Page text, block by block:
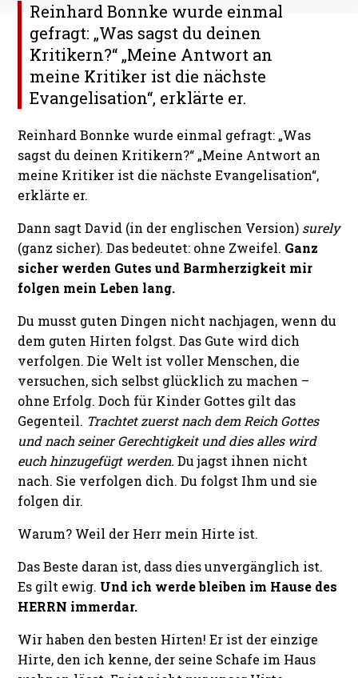
Reinhard Bonnke wurde einmal
gefragt: „Was sagst du deinen
Kritikern?“ „Meine Antwort an
meine Kritiker ist die nächste
Evangelisation“, erklärte er.
Reinhard Bonnke wurde einmal gefragt: „Was
sagst du deinen Kritikern?“ „Meine Antwort an
meine Kritiker ist die nächste Evangelisation“,
erklärte er.
Dann sagt David (in der englischen Version) surely
(ganz sicher). Das bedeutet: ohne Zweifel. Ganz
sicher werden Gutes und Barmherzigkeit mir
folgen mein Leben lang.
Du musst guten Dingen nicht nachjagen, wenn du
dem guten Hirten folgst. Das Gute wird dich
verfolgen. Die Welt ist voller Menschen, die
versuchen, sich selbst glücklich zu machen –
ohne Erfolg. Doch für Kinder Gottes gilt das
Gegenteil. Trachtet zuerst nach dem Reich Gottes
und nach seiner Gerechtigkeit und dies alles wird
euch hinzugefügt werden. Du jagst ihnen nicht
nach. Sie verfolgen dich. Du folgst Ihm und sie
folgen dir.
Warum? Weil der Herr mein Hirte ist.
Das Beste daran ist, dass dies unvergänglich ist.
Es gilt ewig. Und ich werde bleiben im Hause des
HERRN immerdar.
Wir haben den besten Hirten! Er ist der einzige
Hirte, den ich kenne, der seine Schafe im Haus